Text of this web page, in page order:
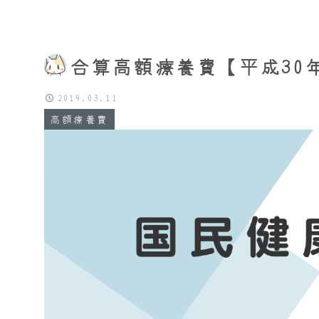
合算高額療養費【平成30
高額療養費
2019.03.11